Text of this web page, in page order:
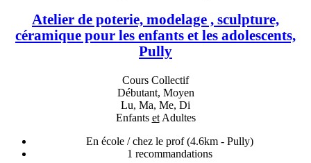
Atelier de poterie, modelage , sculpture,
céramique pour les enfants et les adolescents,
Pully
Cours Collectif
Débutant, Moyen
Lu, Ma, Me, Di
Enfants etAdultes
En école / chez le prof(4.6km - Pully)
1 recommandations